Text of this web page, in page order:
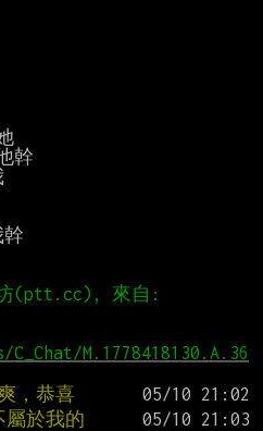
幹
(ptt.cc), 來自:
M.1778418130.A.36
，恭喜
於我的